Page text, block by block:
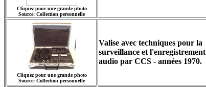
Cliquez pour une grande photo
Source: Collection personnelle
Cliquez pour une grande photo
Source: Collection personnelle
Valise avec techniques pour la
surveillance et l'enregistrement
audio par CCS - années 1970.